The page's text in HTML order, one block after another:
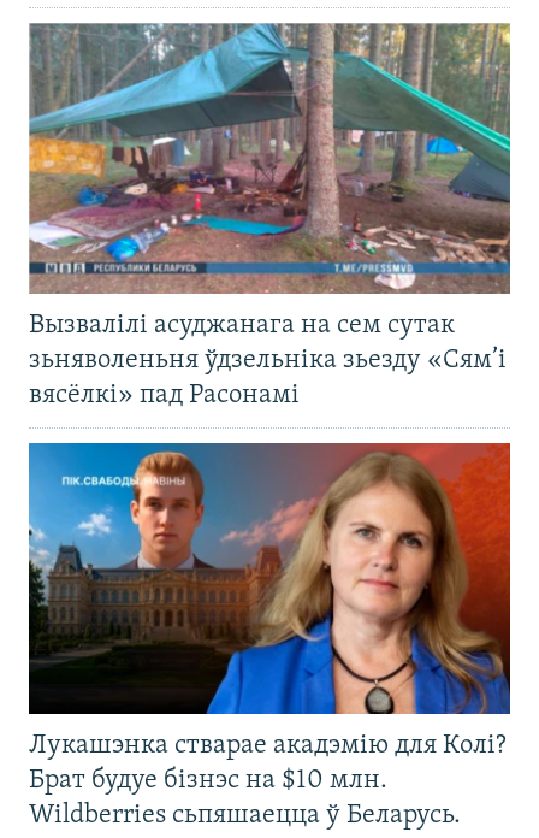
Вызвалілі асуджанага на сем сутак
зьняволеньня ўдзельніка зьезду «Сям’і
вясёлкі» пад Расонамі
Лукашэнка стварае акадэмію для Колі?
Брат будуе бізнэс на $10 млн.
Wildberries сьпяшаецца ў Беларусь.